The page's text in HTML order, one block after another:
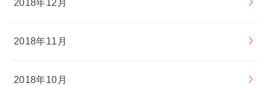
2018年12月
2018年11月
2018年10月